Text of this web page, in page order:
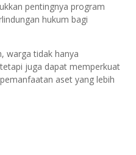
pentingnya program
hukum bagi
warga tidak hanya
juga dapat memperkuat
aset yang lebih